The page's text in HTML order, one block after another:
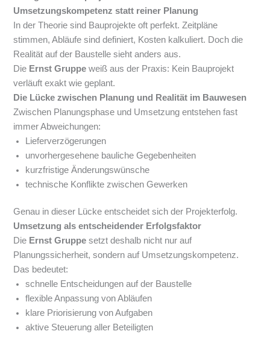
Umsetzungskompetenz statt reiner Planung
In der Theorie sind Bauprojekte oft perfekt. Zeitpläne
stimmen, Abläufe sind definiert, Kosten kalkuliert. Doch die
Realität auf der Baustelle sieht anders aus.
Die Ernst Gruppe weiß aus der Praxis: Kein Bauprojekt
verläuft exakt wie geplant.
Die Lücke zwischen Planung und Realität im Bauwesen
Zwischen Planungsphase und Umsetzung entstehen fast
immer Abweichungen:
Lieferverzögerungen
unvorhergesehene bauliche Gegebenheiten
kurzfristige Änderungswünsche
technische Konflikte zwischen Gewerken
Genau in dieser Lücke entscheidet sich der Projekterfolg.
Umsetzung als entscheidender Erfolgsfaktor
Die Ernst Gruppe setzt deshalb nicht nur auf
Planungssicherheit, sondern auf Umsetzungskompetenz.
Das bedeutet:
schnelle Entscheidungen auf der Baustelle
flexible Anpassung von Abläufen
klare Priorisierung von Aufgaben
aktive Steuerung aller Beteiligten